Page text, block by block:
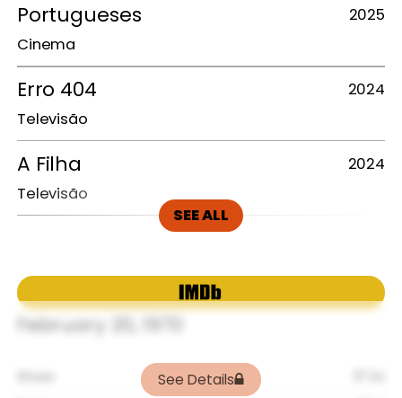
Portugueses
2025
Cinema
Erro 404
2024
Televisão
A Filha
2024
Televisão
dePedra
SEE ALL
February 20, 1970
See Details